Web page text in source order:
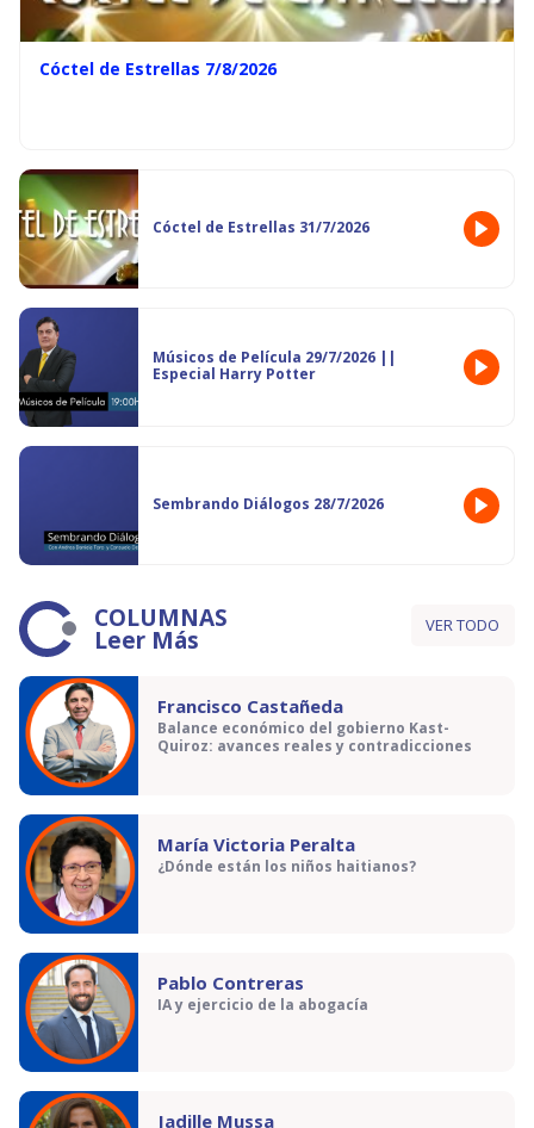
Cóctel de Estrellas 7/8/2026
Cóctel de Estrellas 31/7/2026
Músicos de Película 29/7/2026 ||
Especial Harry Potter
Sembrando Diálogos 28/7/2026
COLUMNAS
Leer Más VER TODO
Francisco Castañeda
Balance económico del gobierno Kast-
Quiroz: avances reales y contradicciones
María Victoria Peralta
¿Dónde están los niños haitianos?
Pablo Contreras
IA y ejercicio de la abogacía
Jadille Mussa